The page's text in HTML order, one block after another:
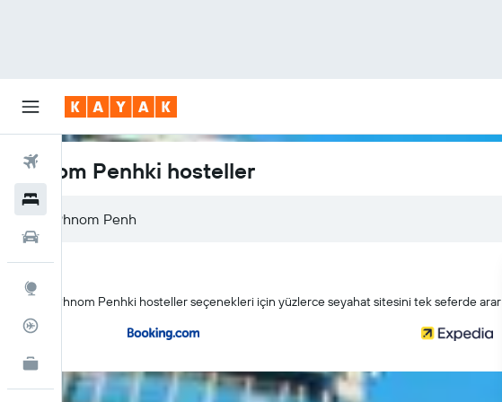
Uçuşlar
Uçuş Takipçisi
Phnom Penhki hosteller
KAYAK Phnom Penhki hosteller seçenekleri için yüzlerce seyahat sitesini tek seferde arar